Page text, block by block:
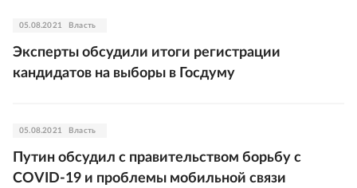
05.08.2021 Власть
Эксперты обсудили итоги регистрации
кандидатов на выборы в Госдуму
05.08.2021 Власть
Путин обсудил с правительством борьбу с
COVID-19 и проблемы мобильной связи